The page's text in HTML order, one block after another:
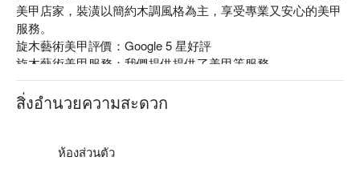
美甲店家，裝潢以簡約木調風格為主，享受專業又安心的美甲
服務。
旋木藝術美甲評價：Google 5 星好評
旋木藝術美甲服務：我們提供提供了美甲等服務
旋木藝術美甲推薦：專業團隊會依照每個人不同的狀態，提供
專業且客製化的服務，評估、建議，讓你變的漂漂亮亮。
สิ่งอำนวยความสะดวก
ห้องส่วนตัว